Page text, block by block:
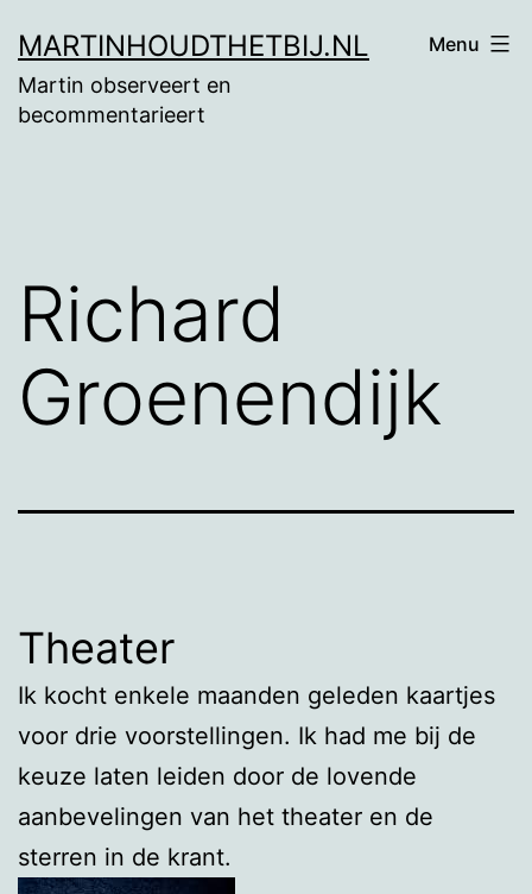
naar
de
MARTINHOUDTHETBIJ.NL
Martin observeert en
becommentarieert
Menu
Richard
Groenendijk
Theater
Ik kocht enkele maanden geleden kaartjes
voor drie voorstellingen. Ik had me bij de
keuze laten leiden door de lovende
aanbevelingen van het theater en de
sterren in de krant.